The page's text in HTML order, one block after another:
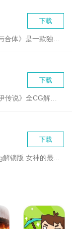
下载
游戏名称：召唤与合体 《召唤与合体》是一款独特...
下载
盖伊传说全cg解锁版简介 《盖伊传说》全CG解锁版是一...
下载
锁版 女神的最...